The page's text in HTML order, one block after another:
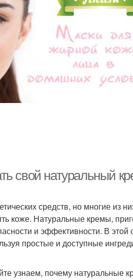
свой натуральный
средств, но многие из
коже. Натуральные кремы,
и эффективности. В этой
простые и доступные
узнаем, почему натуральные